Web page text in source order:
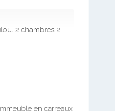
2 chambres 2
en carreaux